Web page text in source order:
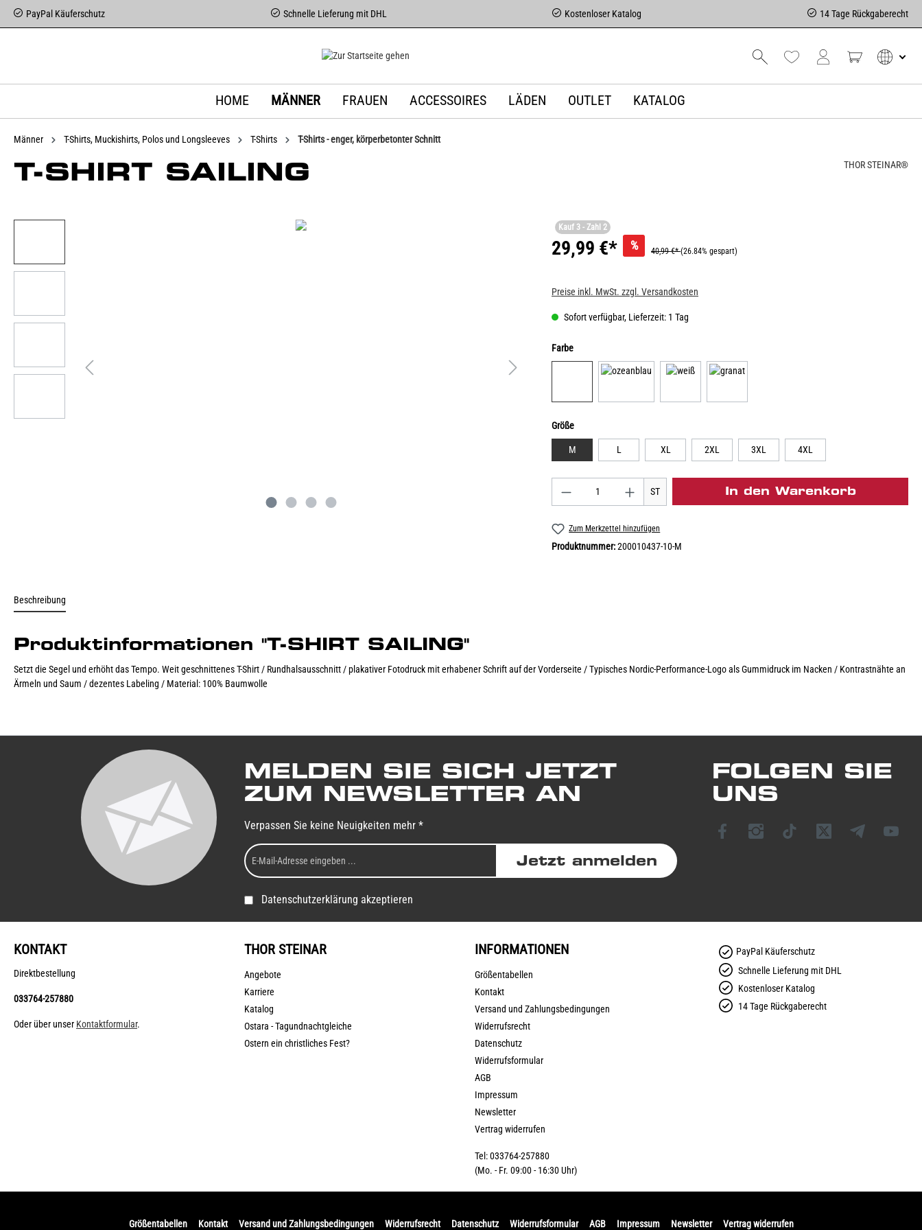
PayPal Käuferschutz Schnelle Lieferung mit DHL Kostenloser Katalog 14 Tage Rückgaberecht
HOME MÄNNER FRAUEN ACCESSOIRES LÄDEN OUTLET KATALOG
Männer T-Shirts, Muckishirts, Polos und Longsleeves T-Shirts T-Shirts - enger, körperbetonter Schnitt
T-SHIRT SAILING THOR STEINAR®
Kauf 3 - Zahl 2
29,99 €* % 40,99 €*(26.84% gespart)
Preise inkl. MwSt. zzgl. Versandkosten
Sofort verfügbar, Lieferzeit: 1 Tag
Farbe
Größe
M L XL 2XL 3XL 4XL
ST In den Warenkorb
Zum Merkzettel hinzufügen
Produktnummer:200010437-10-M
Beschreibung
Produktinformationen "T-SHIRT SAILING"
Setzt die Segel und erhöht das Tempo. Weit geschnittenes T-Shirt / Rundhalsausschnitt / plakativer Fotodruck mit erhabener Schrift auf der Vorderseite / Typisches Nordic-Performance-Logo als Gummidruck im Nacken / Kontrastnähte an
Ärmeln und Saum / dezentes Labeling / Material: 100% Baumwolle
MELDEN SIE SICH JETZT
ZUM NEWSLETTER AN
Verpassen Sie keine Neuigkeiten mehr *
Jetzt anmelden
Datenschutzerklärung akzeptieren
FOLGEN SIE
UNS
KONTAKT
Direktbestellung
033764-257880
Oder über unser Kontaktformular.
THOR STEINAR
Angebote
Karriere
Katalog
Ostara - Tagundnachtgleiche
Ostern ein christliches Fest?
INFORMATIONEN
Größentabellen
Kontakt
Versand und Zahlungsbedingungen
Widerrufsrecht
Datenschutz
Widerrufsformular
AGB
Impressum
Newsletter
Vertrag widerrufen
Tel: 033764-257880
(Mo. - Fr. 09:00 - 16:30 Uhr)
PayPal Käuferschutz
Schnelle Lieferung mit DHL
Kostenloser Katalog
14 Tage Rückgaberecht
Größentabellen Kontakt Versand und Zahlungsbedingungen Widerrufsrecht Datenschutz Widerrufsformular AGB Impressum Newsletter Vertrag widerrufen